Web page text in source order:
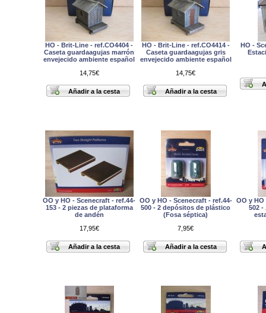
HO - Brit-Line - ref.CO4404 -
Caseta guardaagujas marrón
envejecido ambiente español
14,75€
HO - Brit-Line - ref.CO4414 -
Caseta guardaagujas gris
envejecido ambiente español
14,75€
HO -
OO y HO - Scenecraft - ref.44-
153 - 2 piezas de plataforma
de andén
17,95€
OO y HO - Scenecraft - ref.44-
500 - 2 depósitos de plástico
(Fosa séptica)
7,95€
OO y HO
502 -